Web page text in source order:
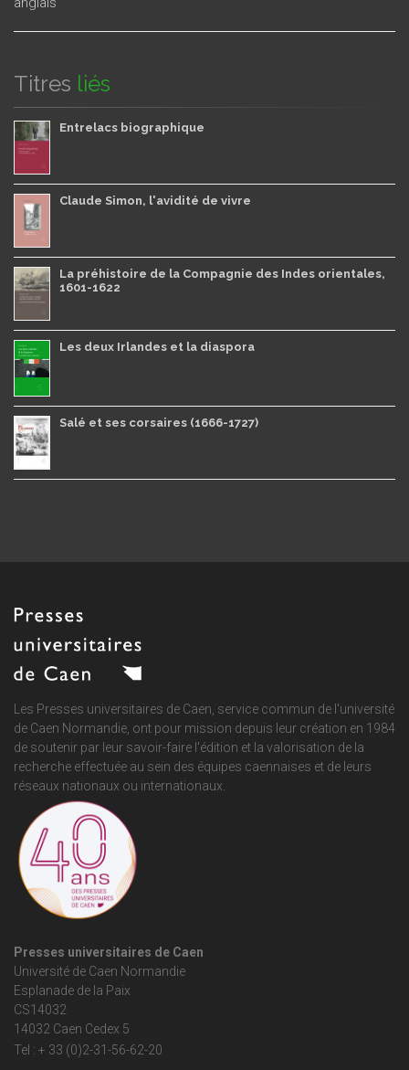
Titres liés
Entrelacs biographique
Claude Simon, l'avidité de vivre
La préhistoire de la Compagnie des Indes orientales,
1601-1622
Les deux Irlandes et la diaspora
Salé et ses corsaires (1666-1727)
Les Presses universitaires de Caen, service commun de l'université
de Caen Normandie , ont pour mission depuis leur création en 1984
de soutenir par leur savoir-faire l'édition et la valorisation de la
recherche effectuée au sein des équipes caennaises et de leurs
réseaux nationaux ou internationaux.
Presses universitaires de Caen
Université de Caen Normandie
Esplanade de la Paix
CS14032
14032 Caen Cedex 5
Tel : + 33 (0)2-31-56-62-20